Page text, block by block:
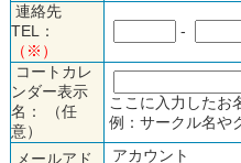
連絡先
TEL：
（※）
-
コートカレ
ンダー表示
名： （任
意）
ここに入力した
例：サークル名や
メールアド
アカウント